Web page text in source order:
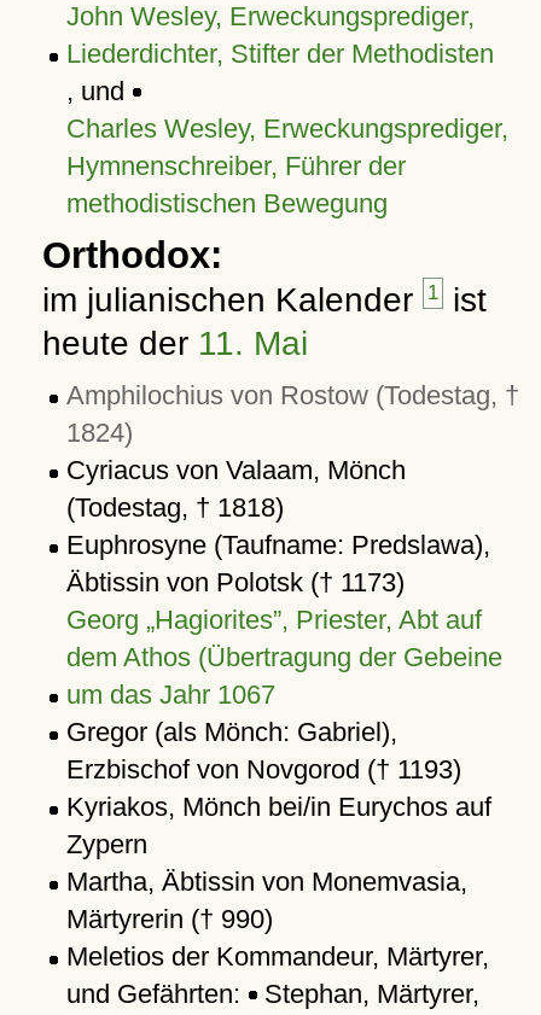
John Wesley, Erweckungsprediger,
Liederdichter, Stifter der Methodisten
, und
Charles Wesley, Erweckungsprediger,
Hymnenschreiber, Führer der
methodistischen Bewegung
Orthodox:
im julianischen Kalender 1 ist
heute der 11. Mai
Amphilochius von Rostow (Todestag, †
1824)
Cyriacus von Valaam, Mönch
(Todestag, † 1818)
Euphrosyne (Taufname: Predslawa),
Äbtissin von Polotsk († 1173)
Georg „Hagiorites”, Priester, Abt auf
dem Athos (Übertragung der Gebeine
um das Jahr 1067
Gregor (als Mönch: Gabriel),
Erzbischof von Novgorod († 1193)
Kyriakos, Mönch bei/in Eurychos auf
Zypern
Martha, Äbtissin von Monemvasia,
Märtyrerin († 990)
Meletios der Kommandeur, Märtyrer,
und Gefährten: Stephan, Märtyrer,